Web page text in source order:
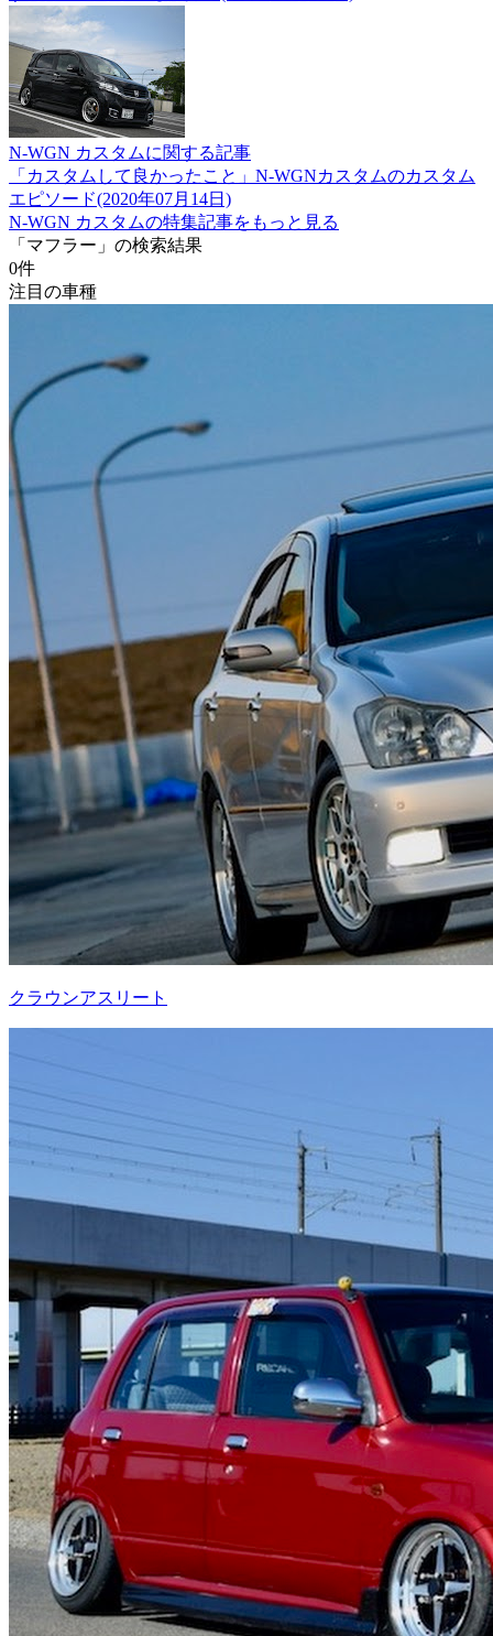
N-WGN カスタムに関する記事
「カスタムして良かったこと」N-WGNカスタムのカスタム
エピソード(2020年07月14日)
N-WGN カスタムの特集記事をもっと見る
「マフラー」の検索結果
0件
注目の車種
クラウンアスリート